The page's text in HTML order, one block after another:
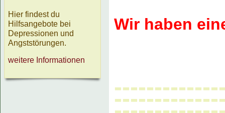
Hier findest du
Hilfsangebote bei
Depressionen und
Angststörungen.
weitere Informationen
Wir haben